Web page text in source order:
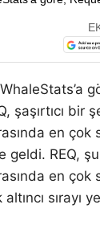
şaşırtıcı bir
en çok
geldi. REQ,
en çok
sırayı